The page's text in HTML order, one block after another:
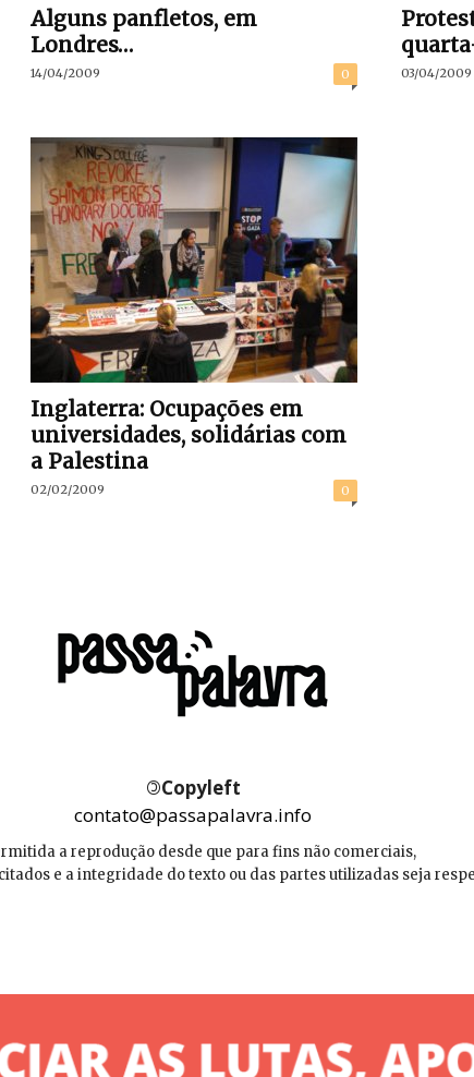
Alguns panfletos, em
Londres…
14/04/2009 0 03/04/2009
Inglaterra: Ocupações em
universidades, solidárias com
a Palestina
02/02/2009 0
©Copyleft
contato@passapalavra.info
a reprodução desde que para fins não comerciais,
e a integridade do texto ou das partes utilizadas seja